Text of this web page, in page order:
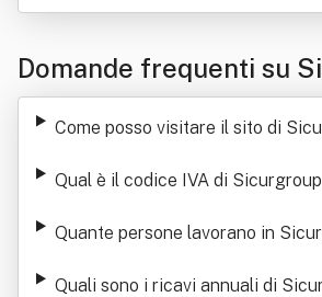
Domande frequenti su
l
Come posso visitare il sito di
Qual è il codice IVA di
Quante persone lavorano in
Quali sono i ricavi annuali di